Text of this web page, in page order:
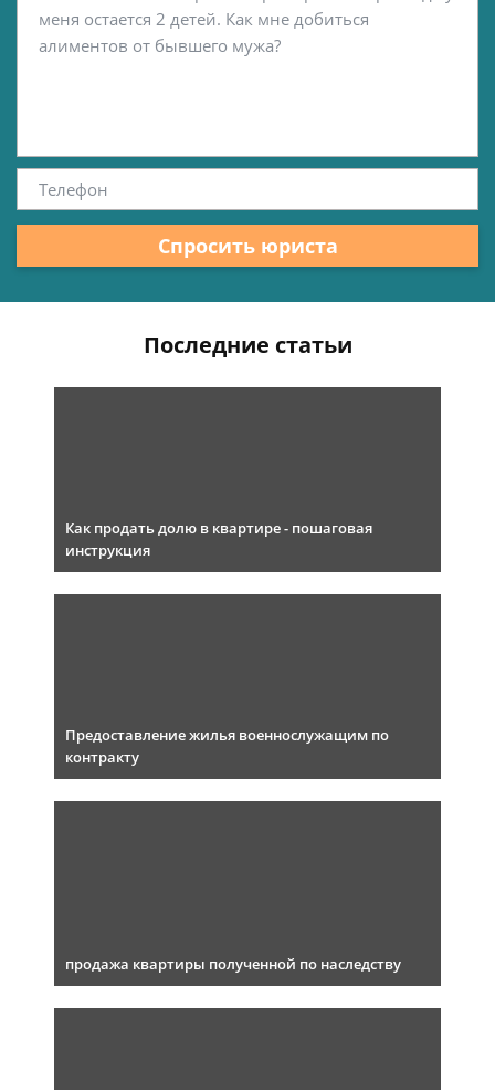
Спросить юриста
Последние статьи
Как продать долю в квартире - пошаговая
инструкция
Предоставление жилья военнослужащим по
контракту
продажа квартиры полученной по наследству